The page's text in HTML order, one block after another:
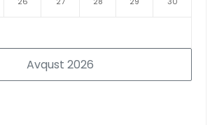
Avqust 2026